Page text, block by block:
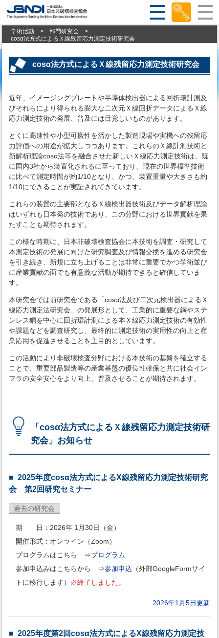
学術活動 > 部門研究会
>
cosα法方式によるＸ線残留応力測定技術研究会
cosα法方式によるＸ線残留応力測定技術研究会
近年、イメージングプレートや半導体検出器による回折環計測及
びそれらにより得られる膨大な二次元Ｘ線回折データによるＸ線
応力測定技術の発展、普及には目覚しいものがあります。
とくに高速性や小型可搬性を活かした製造現場や実機への残留応
力評価への用途が拡大しつつあります。これらのＸ線計測技術と
新解析理論cosα法等を融合させた新しいＸ線応力測定技術は、既
に国内3社から装置化されるに至っており、現在の世界標準技術
に比べて測定時間が約1/10となり、かつ、装置重量や大きさも約
1/10にできることが実証されてきています。
これらの装置の主要部となるＸ線検出器技術及びデータ解析理論
はいずれも日本発の技術であり、この分野における世界貢献を果
たすことも期待されます。
この様な時期に、日本非破壊検査協会に本技術を調査・研究して
本測定技術の発展に向けた研究調査及び情報交換を進める研究会
を引き続き、新規に立ち上げることは非常に重要でかつ学術並び
に産業貢献の面でも有意義な活動が期待できると確信していま
す。
本研究会では前研究会である「cosα法及び二次元検出器によるＸ
線応力測定法研究会」の発展形として、工業的に重要な鋼やステ
ンレス鋼を中心に回折環計測による本Ｘ線応力測定技術の有効性
や課題などを調査研究し、最終的に測定技術の実用性の向上と産
業応用を促進させることを主目的としています。
この活動により非破壊検査分野における本技術の基盤を確立する
ことで、重要部品製造等の産業基盤の優位性確保と共に社会イン
フラの安全安心をより向上、普及させることが期待されます。
「cosα法方式によるＸ線残留応力測定技術研
究会」お知らせ
2025年度cosα法方式によるX線残留応力測定技術研究
会 第2回研究セミナー
過去の研究会
期 日：2026年 1月30日（金）
開催形式：オンライン（Zoom）
プログラムはこちら ⇒プログラム
参加申込みはこちらから ⇒参加申込 （外部GoogleFormサイ
トに移行します）
※終了しました。
2026年1月5日更新
2025年度第2回cosα法方式によるX線残留応力測定技